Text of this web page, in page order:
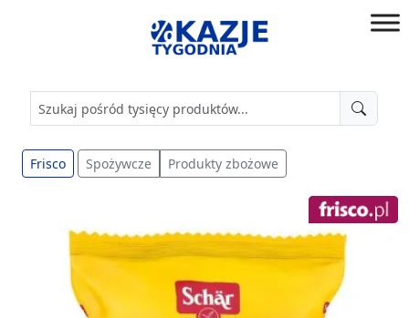
złap
Frisco Spożywcze Produkty zbożowe